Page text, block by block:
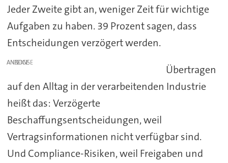
Jeder Zweite gibt an, weniger Zeit für wichtige
Aufgaben zu haben. 39 Prozent sagen, dass
Entscheidungen verzögert werden.
ANZEIGE
Übertragen
auf den Alltag in der verarbeitenden Industrie
heißt das: Verzögerte
Beschaffungsentscheidungen, weil
Vertragsinformationen nicht verfügbar sind.
Und Compliance-Risiken, weil Freigaben und